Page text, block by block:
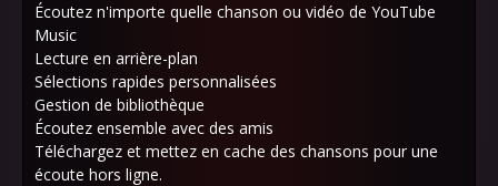
Écoutez n'importe quelle chanson ou vidéo de YouTube
Music
Lecture en arrière-plan
Sélections rapides personnalisées
Gestion de bibliothèque
Écoutez ensemble avec des amis
Téléchargez et mettez en cache des chansons pour une
écoute hors ligne.